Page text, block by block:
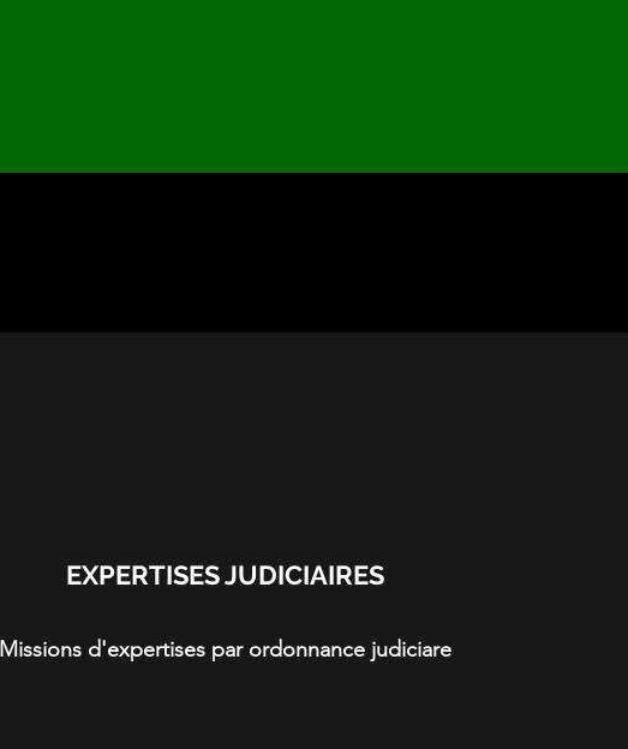
EXPERTISES JUDICIAIRES
Missions d'expertises par ordonnance judiciare